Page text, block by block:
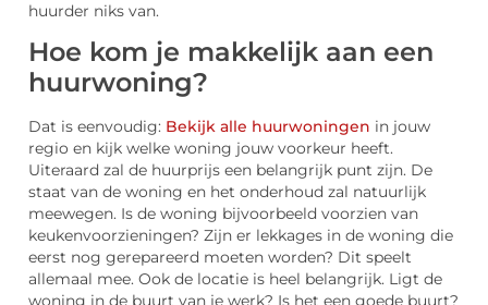
huurder niks van.
Hoe kom je makkelijk aan een
huurwoning?
Dat is eenvoudig: Bekijk alle huurwoningen in jouw
regio en kijk welke woning jouw voorkeur heeft.
Uiteraard zal de huurprijs een belangrijk punt zijn. De
staat van de woning en het onderhoud zal natuurlijk
meewegen. Is de woning bijvoorbeeld voorzien van
keukenvoorzieningen? Zijn er lekkages in de woning die
eerst nog gerepareerd moeten worden? Dit speelt
allemaal mee. Ook de locatie is heel belangrijk. Ligt de
woning in de buurt van je werk? Is het een goede buurt?